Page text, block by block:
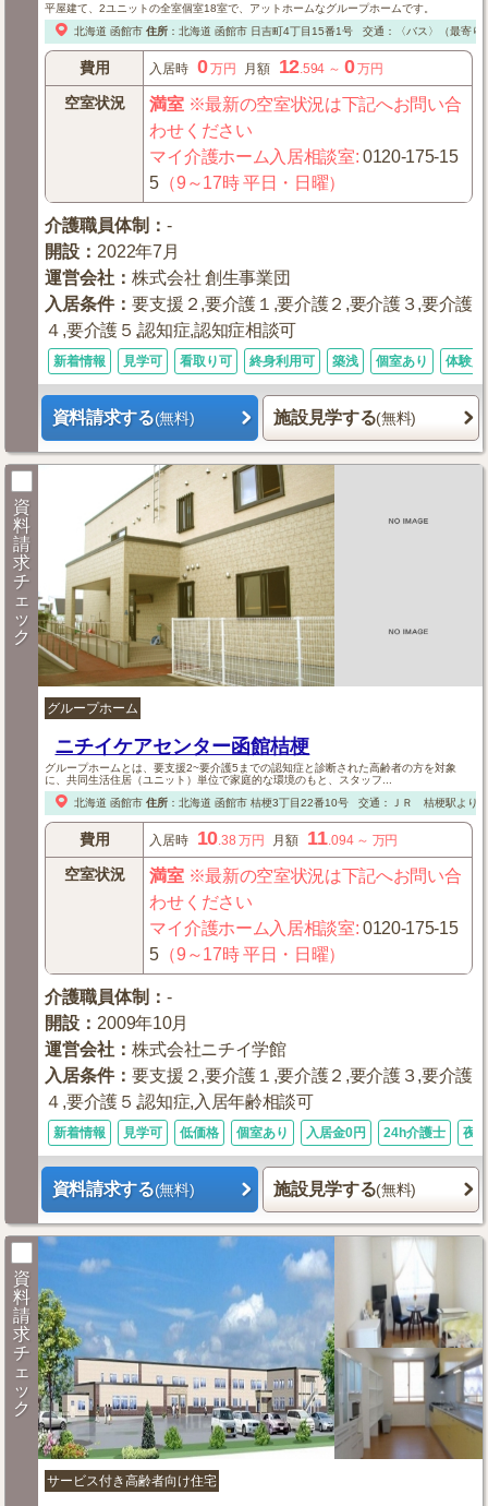
平屋建て、2ユニットの全室個室18室で、アットホームなグループホームです。
北海道 函館市 住所： 北海道 函館市日吉町4丁目15番1号 交通：〈バス〉（最寄り
費用 入居時 0万円 月額 12.594 ～ 0万円
空室状況 満室※最新の空室状況は下記へお問い合
わせください
マイ介護ホーム入居相談室:0120-175-15
5 （9～17時 平日・日曜）
介護職員体制 ：-
開設 ： 2022年7月
運営会社 ：株式会社 創生事業団
入居条件：要支援２,要介護１,要介護２,要介護３,要介護
４,要介護５,認知症,認知症相談可
新着情報 見学可 看取り可 終身利用可 築浅 個室あり 体験入
資料請求する(無料) 施設見学する(無料)
資
料
請
求
チ
ェ
ッ
ク
グループホーム
ニチイケアセンター函館桔梗
グループホームとは、要支援2~要介護5までの認知症と診断された高齢者の方を対象
に、共同生活住居（ユニット）単位で家庭的な環境のもと、スタッフ...
北海道 函館市 住所： 北海道 函館市桔梗3丁目22番10号 交通：ＪＲ 桔梗駅より
費用 入居時 10.38 万円 月額 11.094～ 万円
空室状況 満室※最新の空室状況は下記へお問い合
わせください
マイ介護ホーム入居相談室:0120-175-15
5 （9～17時 平日・日曜）
介護職員体制 ：-
開設 ：2009年10月
運営会社 ：株式会社ニチイ学館
入居条件：要支援２,要介護１,要介護２,要介護３,要介護
４,要介護５,認知症,入居年齢相談可
新着情報 見学可 低価格 個室あり 入居金0円 24h介護士 夜
資料請求する(無料) 施設見学する(無料)
資
料
請
求
チ
ェ
ッ
ク
サービス付き高齢者向け住宅